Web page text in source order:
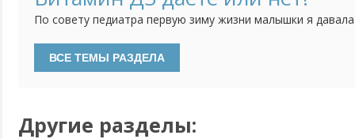
дневные кормления уменьшились до "вокруг сна", ночью
По совету педиатра первую зиму жизни малышки я
давать витамин Д3. Особенностей развития нет,
делать, если ребенку уже 2 года и гуляем регулярно?
Другие разделы: